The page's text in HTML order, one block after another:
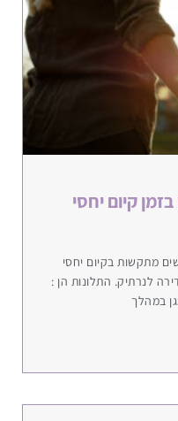
קיום יחסי
גניקולוגי כ 15% מהנשים מתקשות בקיום יחסי
לנרתיק. התלונות הן :
במהלך